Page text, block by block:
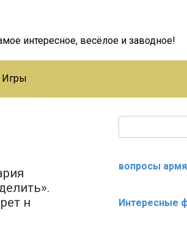
интересное, весёлое и заводное!
Игры
н
вопросы
Интересные